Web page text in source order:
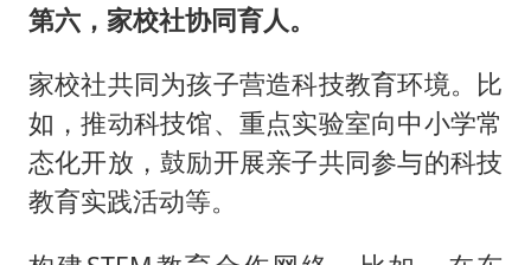
第六，家校社协同育人。
家校社共同为孩子营造科技教育环境。比
如，推动科技馆、重点实验室向中小学常
态化开放，鼓励开展亲子共同参与的科技
教育实践活动等。